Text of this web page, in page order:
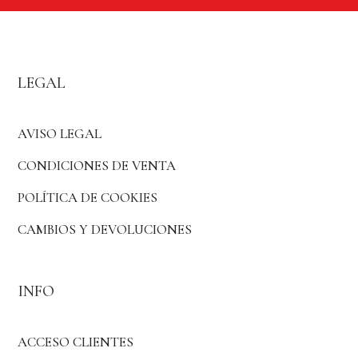
LEGAL
AVISO LEGAL
CONDICIONES DE VENTA
POLÍTICA DE COOKIES
CAMBIOS Y DEVOLUCIONES
INFO
ACCESO CLIENTES